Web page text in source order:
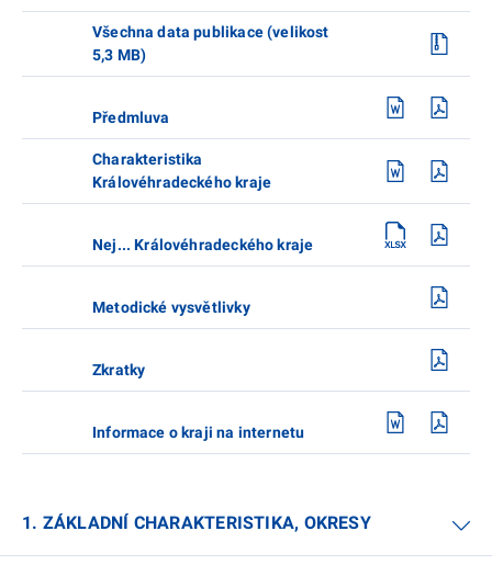
Všechna data publikace (velikost
5,3 MB)
Předmluva
Charakteristika
Královéhradeckého kraje
Nej... Královéhradeckého kraje
Metodické vysvětlivky
Zkratky
Informace o kraji na internetu
1. ZÁKLADNÍ CHARAKTERISTIKA, OKRESY